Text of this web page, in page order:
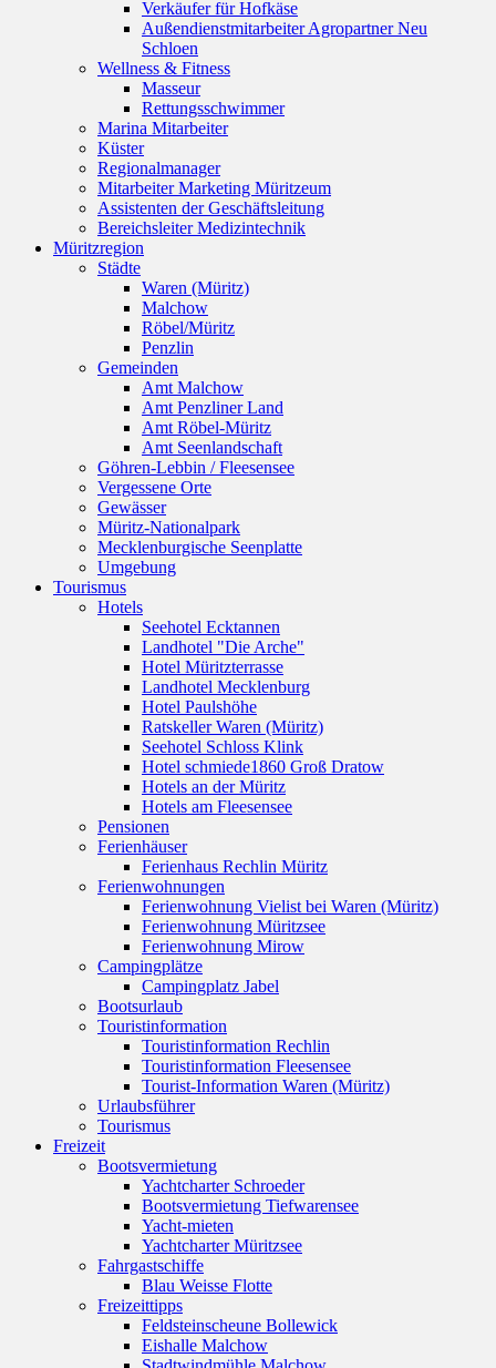
Verkäufer für Hofkäse
Außendienstmitarbeiter Agropartner Neu
Schloen
Wellness & Fitness
Masseur
Rettungsschwimmer
Marina Mitarbeiter
Küster
Regionalmanager
Mitarbeiter Marketing Müritzeum
Assistenten der Geschäftsleitung
Bereichsleiter Medizintechnik
Müritzregion
Städte
Waren (Müritz)
Malchow
Röbel/Müritz
Penzlin
Gemeinden
Amt Malchow
Amt Penzliner Land
Amt Röbel-Müritz
Amt Seenlandschaft
Göhren-Lebbin / Fleesensee
Vergessene Orte
Gewässer
Müritz-Nationalpark
Mecklenburgische Seenplatte
Umgebung
Tourismus
Hotels
Seehotel Ecktannen
Landhotel "Die Arche"
Hotel Müritzterrasse
Landhotel Mecklenburg
Hotel Paulshöhe
Ratskeller Waren (Müritz)
Seehotel Schloss Klink
Hotel schmiede1860 Groß Dratow
Hotels an der Müritz
Hotels am Fleesensee
Pensionen
Ferienhäuser
Ferienhaus Rechlin Müritz
Ferienwohnungen
Ferienwohnung Vielist bei Waren (Müritz)
Ferienwohnung Müritzsee
Ferienwohnung Mirow
Campingplätze
Campingplatz Jabel
Bootsurlaub
Touristinformation
Touristinformation Rechlin
Touristinformation Fleesensee
Tourist-Information Waren (Müritz)
Urlaubsführer
Tourismus
Freizeit
Bootsvermietung
Yachtcharter Schroeder
Bootsvermietung Tiefwarensee
Yacht-mieten
Yachtcharter Müritzsee
Fahrgastschiffe
Blau Weisse Flotte
Freizeittipps
Feldsteinscheune Bollewick
Eishalle Malchow